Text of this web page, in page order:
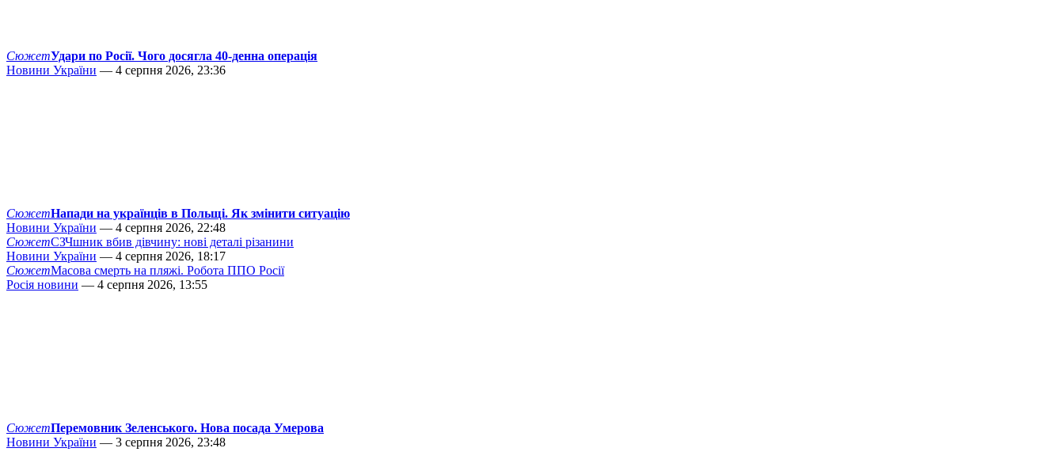
СюжетУдари по Росії. Чого досягла 40-денна операція
Новини України — 4 серпня 2026, 23:36
СюжетНапади на українців в Польщі. Як змінити ситуацію
Новини України — 4 серпня 2026, 22:48
СюжетСЗЧшник вбив дівчину: нові деталі різанини
Новини України — 4 серпня 2026, 18:17
СюжетМасова смерть на пляжі. Робота ППО Росії
Росія новини — 4 серпня 2026, 13:55
СюжетПеремовник Зеленського. Нова посада Умерова
Новини України — 3 серпня 2026, 23:48